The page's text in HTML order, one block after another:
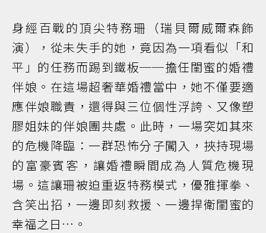
身經百戰的頂尖特務珊（瑞貝爾威爾森飾
演），從未失手的她，竟因為一項看似「和
平」的任務而踢到鐵板──擔任閨蜜的婚禮
伴娘。在這場超奢華婚禮當中，她不僅要適
應伴娘職責，還得與三位個性浮誇、又像塑
膠姐妹的伴娘團共處。此時，一場突如其來
的危機降臨：一群恐怖分子闖入，挾持現場
的富豪賓客，讓婚禮瞬間成為人質危機現
場。這讓珊被迫重返特務模式，優雅揮拳、
含笑出招，一邊即刻救援、一邊捍衛閨蜜的
幸福之日…。